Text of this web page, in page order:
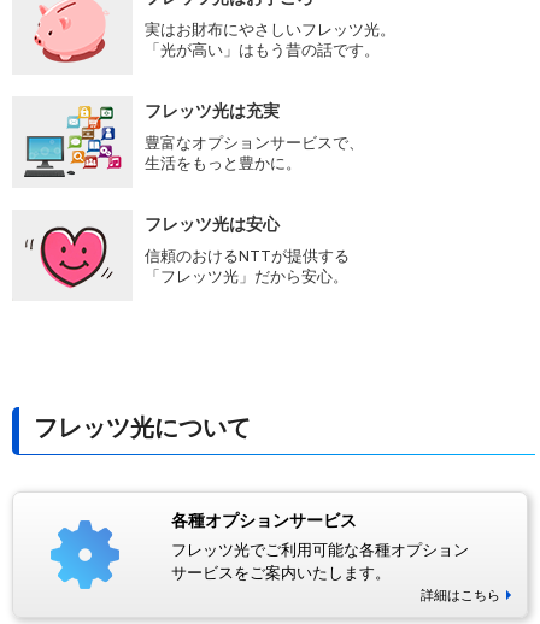
実はお財布にやさしいフレッツ光。
「光が高い」はもう昔の話です。
フレッツ光は充実
豊富なオプションサービスで、
生活をもっと豊かに。
フレッツ光は安心
信頼のおけるNTTが提供する
「フレッツ光」だから安心。
フレッツ光について
各種オプションサービス
フレッツ光でご利用可能な各種オプション
サービスをご案内いたします。
詳細はこちら